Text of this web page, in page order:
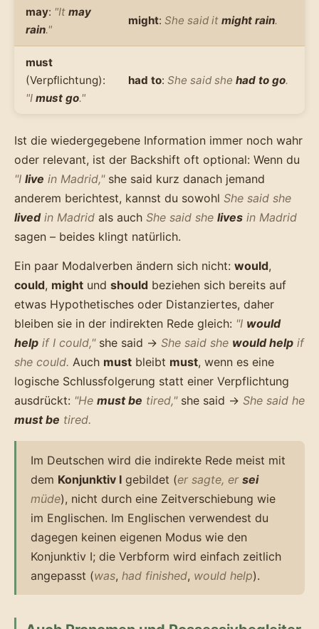
may: "It may
rain."
might: She said it might rain.
must
(Verpflichtung):
"I must go."
had to: She said she had to go.
Ist die wiedergegebene Information immer noch wahr
oder relevant, ist der Backshift oft optional: Wenn du
"I live in Madrid,"she said kurz danach jemand
anderem berichtest, kannst du sowohl She said she
livedin Madrid als auch She said she lives in Madrid
sagen – beides klingt natürlich.
Ein paar Modalverben ändern sich nicht: would,
could, might und should beziehen sich bereits auf
etwas Hypothetisches oder Distanziertes, daher
bleiben sie in der indirekten Rede gleich: "I would
help if I could,"she said → She said she would help if
she could. Auch must bleibt must, wenn es eine
logische Schlussfolgerung statt einer Verpflichtung
ausdrückt: "He must be tired,"she said → She said he
must be tired.
Im Deutschen wird die indirekte Rede meist mit
dem Konjunktiv I gebildet (er sagte, er sei
müde), nicht durch eine Zeitverschiebung wie
im Englischen. Im Englischen verwendest du
dagegen keinen eigenen Modus wie den
Konjunktiv I; die Verbform wird einfach zeitlich
angepasst (was, had finished, would help).